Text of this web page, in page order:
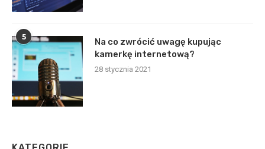
5
Na co zwrócić uwagę kupując
kamerkę internetową?
28 stycznia 2021